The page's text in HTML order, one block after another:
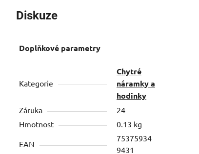
Diskuze
Doplňkové parametry
Kategorie
Chytré
náramky a
hodinky
Záruka
24
Hmotnost
0.13 kg
EAN
75375934
9431